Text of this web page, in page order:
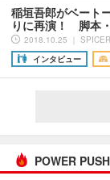
稲垣吾郎がベート
りに再演！ 脚本
2018.10.25 ｜ SPICER
インタビュー
POWER PUSH